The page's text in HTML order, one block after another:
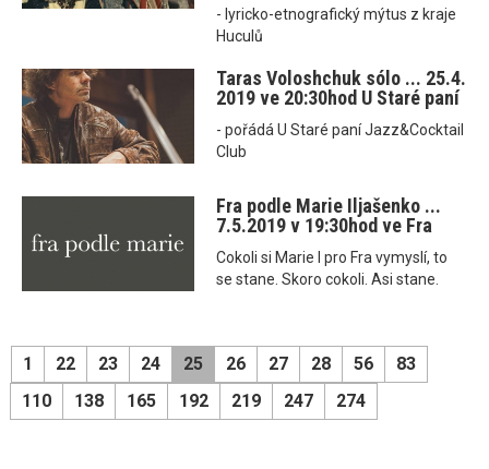
- lyricko-etnografický mýtus z kraje
Huculů
Taras Voloshchuk sólo ... 25.4.
2019 ve 20:30hod U Staré paní
- pořádá U Staré paní Jazz&Cocktail
Club
Fra podle Marie Iljašenko ...
7.5.2019 v 19:30hod ve Fra
Cokoli si Marie I pro Fra vymyslí, to
se stane. Skoro cokoli. Asi stane.
1 22 23 24 25 26 27 28 56
83
110
138 165 192 219 247 274